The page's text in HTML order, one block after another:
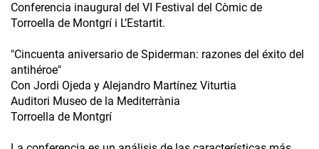
Conferencia inaugural del VI Festival del Còmic de
Torroella de Montgrí i L’Estartit.
"Cincuenta aniversario de Spiderman: razones del éxito del
antihéroe"
Con Jordi Ojeda y Alejandro Martínez Viturtia
Auditori Museo de la Mediterrània
Torroella de Montgrí